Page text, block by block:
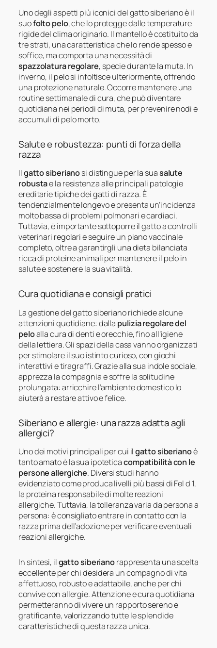
Uno degli aspetti più iconici del gatto siberiano è il
suofolto pelo, che lo protegge dalle temperature
rigide del clima originario. Il mantello è costituito da
tre strati, una caratteristica che lo rende spesso e
soffice, ma comporta una necessità di
spazzolatura regolare, specie durante la muta. In
inverno, il pelo si infoltisce ulteriormente, offrendo
una protezione naturale. Occorre mantenere una
routine settimanale di cura, che può diventare
quotidiana nei periodi di muta, per prevenire nodi e
accumuli di pelo morto.
Salute e robustezza: punti di forza della
razza
Ilgatto siberianosi distingue per la suasalute
robustae la resistenza alle principali patologie
ereditarie tipiche dei gatti di razza. È
tendenzialmente longevo e presenta un’incidenza
molto bassa di problemi polmonari e cardiaci.
Tuttavia, è importante sottoporre il gatto a controlli
veterinari regolari e seguire un piano vaccinale
completo, oltre a garantirgli una dieta bilanciata
ricca di proteine animali per mantenere il pelo in
salute e sostenere la sua vitalità.
Cura quotidiana e consigli pratici
La gestione del gatto siberiano richiede alcune
attenzioni quotidiane: dalla pulizia regolare del
peloalla cura di denti e orecchie, fino all’igiene
della lettiera. Gli spazi della casa vanno organizzati
per stimolare il suo istinto curioso, con giochi
interattivi e tiragraffi. Grazie alla sua indole sociale,
apprezza la compagnia e soffre la solitudine
prolungata: arricchire l’ambiente domestico lo
aiuterà a restare attivo e felice.
Siberiano e allergie: una razza adatta agli
allergici?
Uno dei motivi principali per cui ilgatto siberianoè
tanto amato è la sua ipoteticacompatibilità con le
persone allergiche. Diversi studi hanno
evidenziato come produca livelli più bassi di Fel d 1,
la proteina responsabile di molte reazioni
allergiche. Tuttavia, la tolleranza varia da persona a
persona: è consigliato entrare in contatto con la
razza prima dell’adozione per verificare eventuali
reazioni allergiche.
In sintesi, ilgatto siberianorappresenta una scelta
eccellente per chi desidera un compagno di vita
affettuoso, robusto e adattabile, anche per chi
convive con allergie. Attenzione e cura quotidiana
permetteranno di vivere un rapporto sereno e
gratificante, valorizzando tutte le splendide
caratteristiche di questa razza unica.